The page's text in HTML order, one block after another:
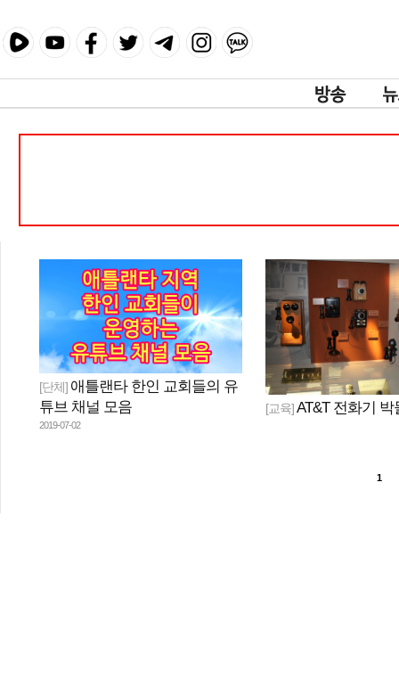
[단체] 애틀랜타 한인 교회들의 유
튜브 채널 모음
2019-07-02
[교육]AT&T 전화기 박
1